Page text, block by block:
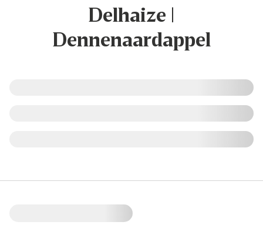
Delhaize |
Dennenaardappel